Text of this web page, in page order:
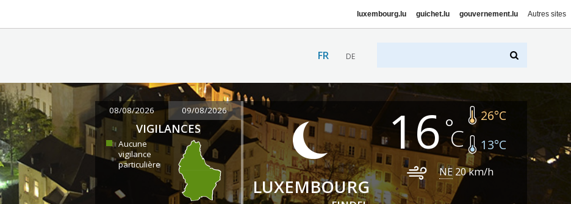
luxembourg.lu guichet.lu gouvernement.lu Autres sites
FR DE
08/08/2026 09/08/2026
VIGILANCES
Aucune
vigilance
particulière
LUXEMBOURG
16 26°C
13°C
NE 20km/h